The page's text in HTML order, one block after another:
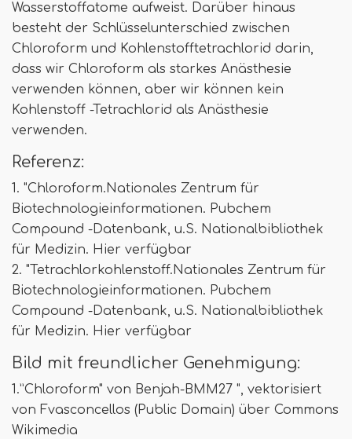
Wasserstoffatome aufweist. Darüber hinaus
besteht der Schlüsselunterschied zwischen
Chloroform und Kohlenstofftetrachlorid darin,
dass wir Chloroform als starkes Anästhesie
verwenden können, aber wir können kein
Kohlenstoff -Tetrachlorid als Anästhesie
verwenden.
Referenz:
1. "Chloroform.Nationales Zentrum für
Biotechnologieinformationen. Pubchem
Compound -Datenbank, u.S. Nationalbibliothek
für Medizin. Hier verfügbar
2. "Tetrachlorkohlenstoff.Nationales Zentrum für
Biotechnologieinformationen. Pubchem
Compound -Datenbank, u.S. Nationalbibliothek
für Medizin. Hier verfügbar
Bild mit freundlicher Genehmigung:
1.”Chloroform" von Benjah-BMM27 ", vektorisiert
von Fvasconcellos (Public Domain) über Commons
Wikimedia